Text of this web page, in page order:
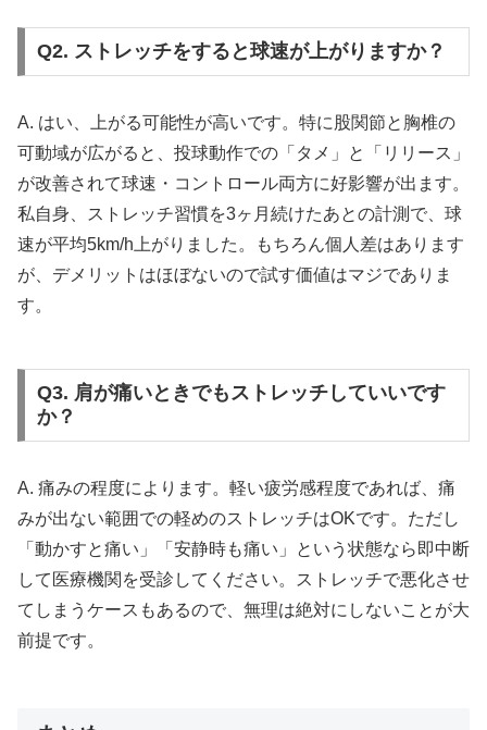
Q2. ストレッチをすると球速が上がりますか？
A. はい、上がる可能性が高いです。特に股関節と胸椎の
可動域が広がると、投球動作での「タメ」と「リリース」
が改善されて球速・コントロール両方に好影響が出ます。
私自身、ストレッチ習慣を3ヶ月続けたあとの計測で、球
速が平均5km/h上がりました。もちろん個人差はあります
が、デメリットはほぼないので試す価値はマジでありま
す。
Q3. 肩が痛いときでもストレッチしていいです
か？
A. 痛みの程度によります。軽い疲労感程度であれば、痛
みが出ない範囲での軽めのストレッチはOKです。ただし
「動かすと痛い」「安静時も痛い」という状態なら即中断
して医療機関を受診してください。ストレッチで悪化させ
てしまうケースもあるので、無理は絶対にしないことが大
前提です。